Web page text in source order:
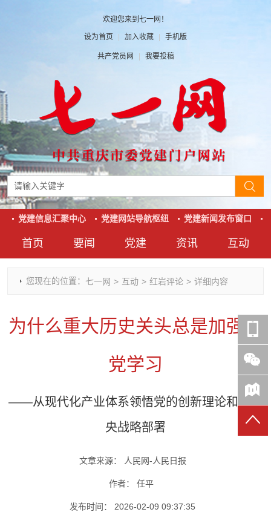
欢迎您来到七一网！
设为首页 | 加入收藏 | 手机版
共产党员网 | 我要投稿
首页 要闻
时政要闻
干部任免
七一视角
党建
党建动态
人才工作
作风建设
资讯
热点关注
党刊好文
党史参阅
互动
红岩评论
七一文学
七一号
党建信息汇聚中心 党建网站导航枢纽 党建新闻发布窗口
您现在的位置： 七一网 > 互动 > 红岩评论 > 详细内容
为什么重大历史关头总是加强全
党学习
——从现代化产业体系领悟党的创新理论和党中
央战略部署
文章来源： 人民网-人民日报
作者： 任平
发布时间： 2026-02-09 09:37:35